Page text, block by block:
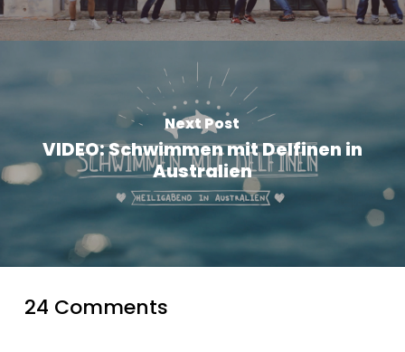
Next Post
VIDEO: Schwimmen mit Delfinen in
Australien
24 Comments